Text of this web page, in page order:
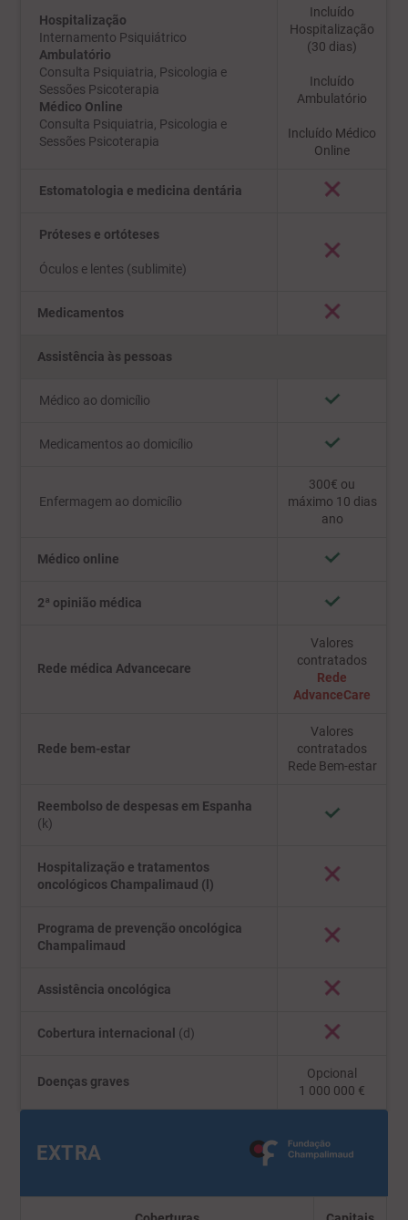
Hospitalização
Internamento Psiquiátrico
Ambulatório
Consulta Psiquiatria, Psicologia e
Sessões Psicoterapia
Médico Online
Consulta Psiquiatria, Psicologia e
Sessões Psicoterapia
Incluído
Hospitalização
(30 dias)
Incluído
Ambulatório
Incluído Médico
Online
Estomatologia e medicina dentária
Próteses e ortóteses
Óculos e lentes (sublimite)
Medicamentos
Assistência às pessoas
Médico ao domicílio
Medicamentos ao domicílio
Enfermagem ao domicílio
300€ ou
máximo 10 dias
ano
Médico online
2ª opinião médica
Rede médica Advancecare
Valores
contratados
Rede
AdvanceCare
Rede bem-estar
Valores
contratados
Rede Bem-estar
Reembolso de despesas em Espanha
(k)
Hospitalização e tratamentos
oncológicos Champalimaud (l)
Programa de prevenção oncológica
Champalimaud
Assistência oncológica
Cobertura internacional (d)
Doenças graves
Opcional
1 000 000 €
EXTRA